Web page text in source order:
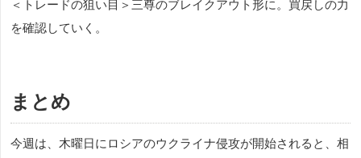
＜トレードの狙い目＞三尊のブレイクアウト形に。買戻しの力
を確認していく。
まとめ
今週は、木曜日にロシアのウクライナ侵攻が開始されると、相